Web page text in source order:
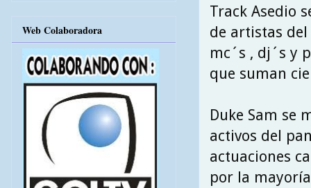
Track Asedio
de artistas
mc´s , dj´s y
que suman
Duke Sam se
activos del
actuaciones
por la
Web Colaboradora